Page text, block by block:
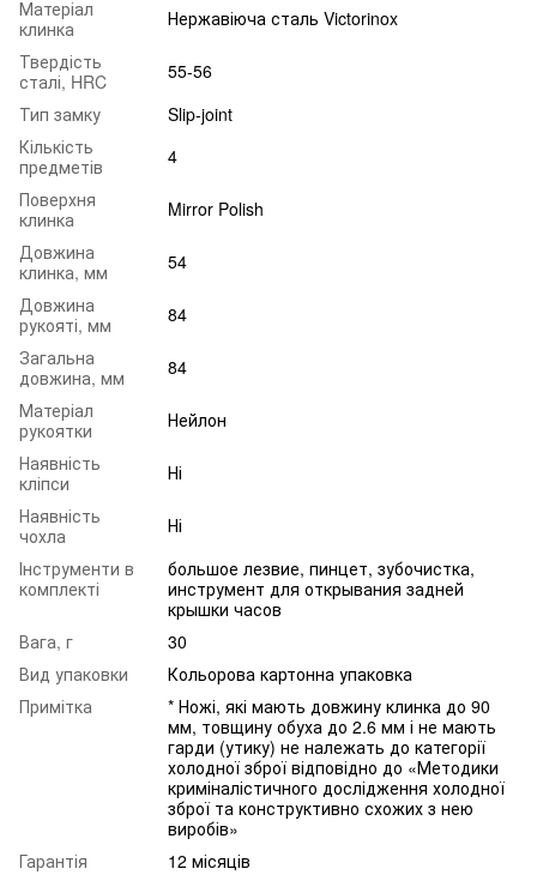
Матеріал
клинка
Нержавіюча сталь Victorinox
Твердість
сталі, HRC
55-56
Тип замку
Slip-joint
Кількість
предметів
4
Поверхня
клинка
Mirror Polish
Довжина
клинка, мм
54
Довжина
рукояті, мм
84
Загальна
довжина, мм
84
Матеріал
рукоятки
Нейлон
Наявність
кліпси
Ні
Наявність
чохла
Ні
Інструменти в
комплекті
большое лезвие, пинцет, зубочистка,
инструмент для открывания задней
крышки часов
Вага, г
30
Вид упаковки
Кольорова картонна упаковка
Примітка
* Ножі, які мають довжину клинка до 90
мм, товщину обуха до 2.6 мм і не мають
гарди (утику) не належать до категорії
холодної зброї відповідно до «Методики
криміналістичного дослідження холодної
зброї та конструктивно схожих з нею
виробів»
Гарантія
12 місяців